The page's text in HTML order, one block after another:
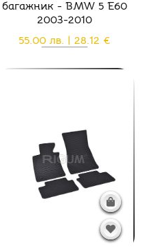
багажник - BMW 5 E60
2003-2010
55.00 лв. | 28.12 €